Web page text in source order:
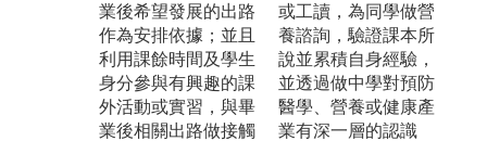
業後希望發展的出路
作為安排依據；並且
利用課餘時間及學生
身分參與有興趣的課
外活動或實習，與畢
業後相關出路做接觸
或工讀，為同學做營
養諮詢，驗證課本所
說並累積自身經驗，
並透過做中學對預防
醫學、營養或健康產
業有深一層的認識